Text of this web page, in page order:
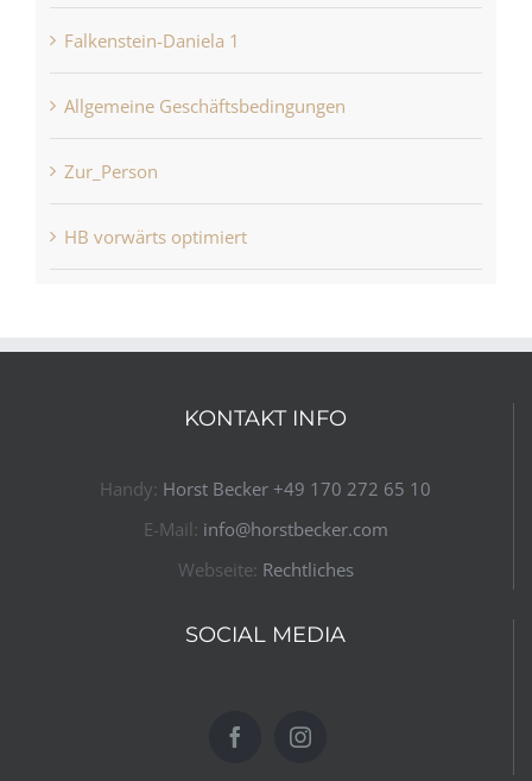
Falkenstein-Daniela 1
Allgemeine Geschäftsbedingungen
Zur_Person
HB vorwärts optimiert
KONTAKT INFO
Handy: Horst Becker ​+49 170 272 65 10​
E-Mail: info@horstbecker.com
Webseite: Rechtliches
SOCIAL MEDIA